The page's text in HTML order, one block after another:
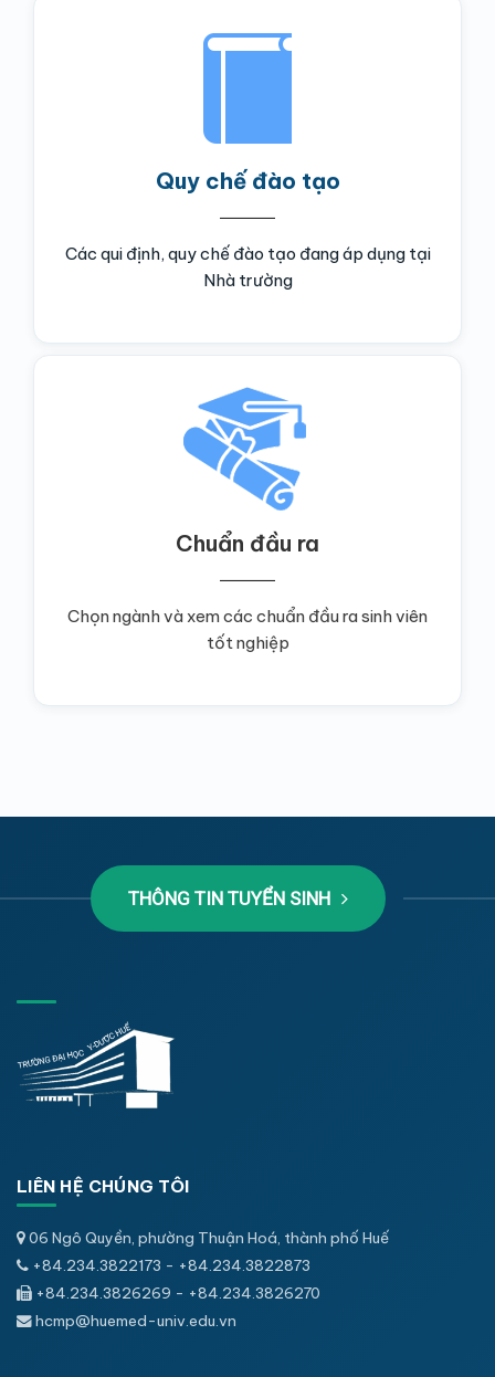
Quy chế đào tạo
Các qui định, quy chế đào tạo đang áp dụng tại
Nhà trường
Chuẩn đầu ra
Chọn ngành và xem các chuẩn đầu ra sinh viên
tốt nghiệp
THÔNG TIN TUYỂN SINH
LIÊN HỆ CHÚNG TÔI
06 Ngô Quyền, phường Thuận Hoá, thành phố Huế
+84.234.3822173 - +84.234.3822873
+84.234.3826269 - +84.234.3826270
hcmp@huemed-univ.edu.vn